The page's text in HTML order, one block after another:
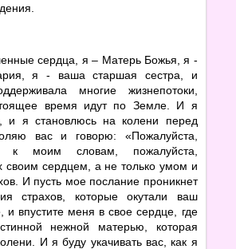
сердца, я – Матерь Божья, я -
я - ваша старшая сестра, и
многие жизнепотоки,
время идут по Земле. И я
и я становлюсь на колени перед
вас и говорю: «Пожалуйста,
к моим словам, пожалуйста,
своим сердцем, а не только умом и
И пусть мое послание проникнет
страхов, которые окутали ваш
и впустите меня в свое сердце, где
нежной матерью, которая
И я буду укачивать вас, как я